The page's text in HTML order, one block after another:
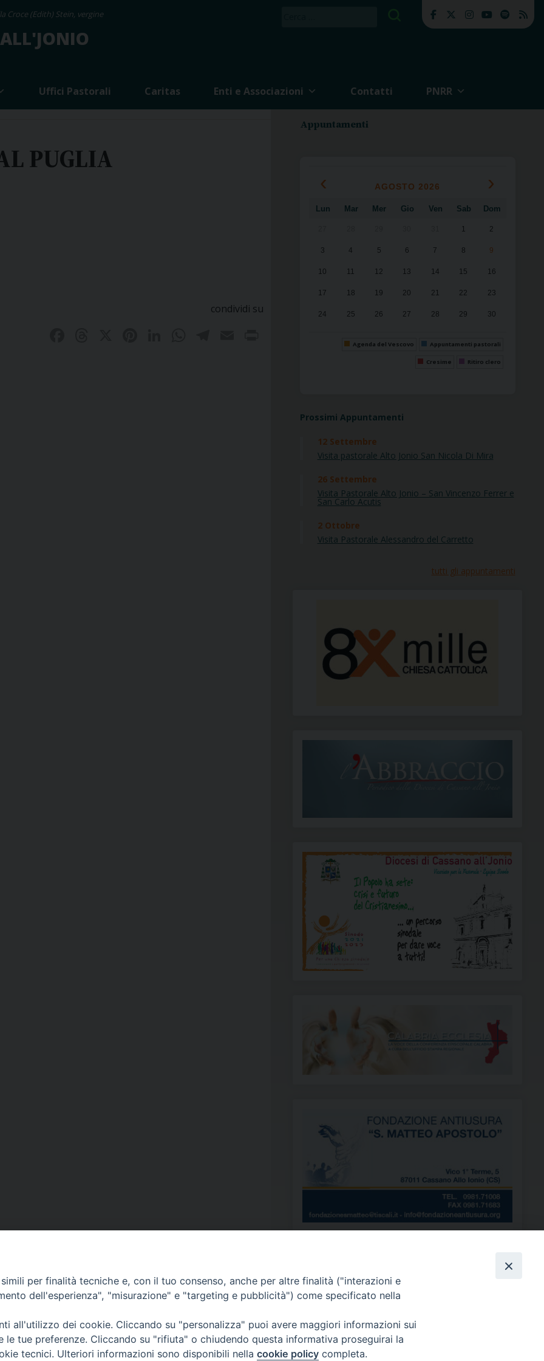
Croce (Edith) Stein, vergine
Uffici Pastorali Caritas Enti e Associazioni Contatti PNRR
PUGLIA
condividi su
Appuntamenti
‹ AGOSTO 2026 ›
Lun Mar Mer Gio Ven Sab Dom
1 2
3 4 5 6 7 8 9
10 11 12 13 14 15 16
17 18 19 20 21 22 23
24 25 26 27 28 29 30
Agenda del Vescovo Appuntamenti pastorali
Cresime Ritiro clero
Prossimi Appuntamenti
12 Settembre
Visita pastorale Alto Jonio San Nicola Di Mira
26 Settembre
Visita Pastorale Alto Jonio – San Vincenzo Ferrer e
San Carlo Acutis
2 Ottobre
Visita Pastorale Alessandro del Carretto
tutti gli appuntamenti
Ascolta i nostri
PODCAST
per finalità tecniche e, con il tuo consenso, anche per altre finalità ("interazioni e
dell'esperienza", "misurazione" e "targeting e pubblicità") come specificato nella
all'utilizzo dei cookie. Cliccando su "personalizza" puoi avere maggiori informazioni sui
le tue preferenze. Cliccando su "rifiuta" o chiudendo questa informativa proseguirai la
tecnici. Ulteriori informazioni sono disponibili nella cookie policy completa.